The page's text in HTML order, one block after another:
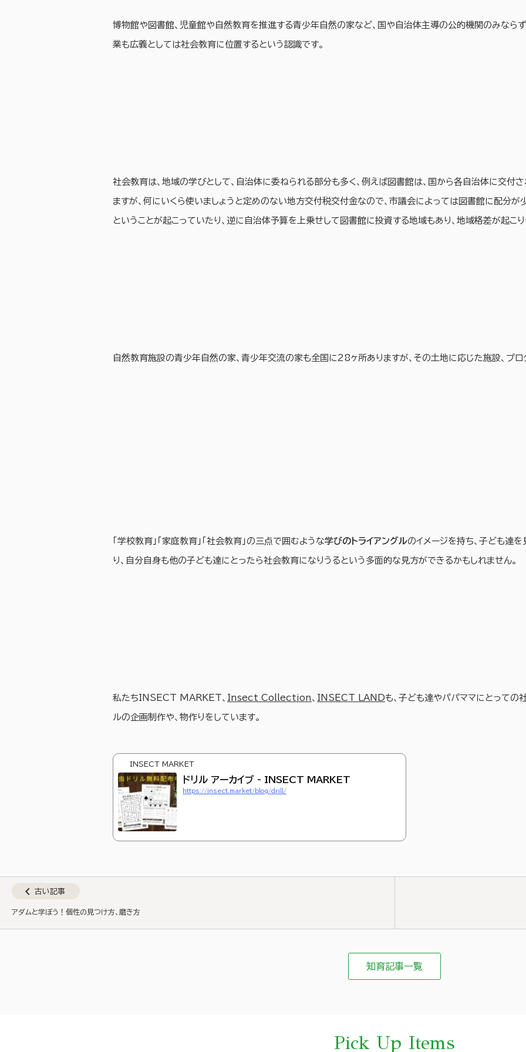
博物館や図書館、児童館や自然教育を推進する青少年自然の家など、国や自治体主導の公的機関のみなら
業も広義としては社会教育に位置するという認識です。
社会教育は、地域の学びとして、自治体に委ねられる部分も多く、例えば図書館は、国から各自治体に交付
ますが、何にいくら使いましょうと定めのない地方交付税交付金なので、市議会によっては図書館に配分が
ということが起こっていたり、逆に自治体予算を上乗せして図書館に投資する地域もあり、地域格差が起こり
自然教育施設の青少年自然の家、青少年交流の家も全国に28ヶ所ありますが、その土地に応じた施設、プロ
「学校教育」「家庭教育」「社会教育」の三点で囲むような学びのトライアングルのイメージを持ち、子ども達
り、自分自身も他の子ども達にとったら社会教育になりうるという多面的な見方ができるかもしれません。
私たちINSECT MARKET、 Insect Collection 、 INSECT LANDも、子ども達やパパママにとっての
ルの企画制作や、物作りをしています。
INSECT MARKET
ドリル アーカイブ - INSECT MARKET
https://insect.market/blog/drill/
chevron_left 古い記事
アダムと学ぼう！個性の見つけ方、磨き方
知育記事一覧
Pick Up Items